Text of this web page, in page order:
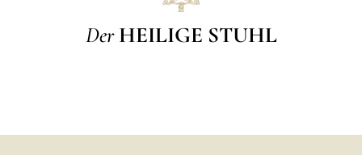
Der HEILIGE STUHL